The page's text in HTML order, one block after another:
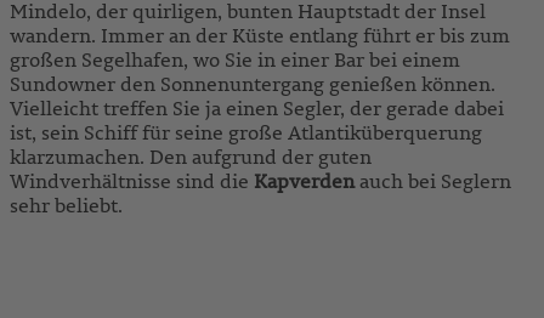
Mindelo, der quirligen, bunten Hauptstadt der Insel
wandern. Immer an der Küste entlang führt er bis zum
großen Segelhafen, wo Sie in einer Bar bei einem
Sundowner den Sonnenuntergang genießen können.
Vielleicht treffen Sie ja einen Segler, der gerade dabei
ist, sein Schiff für seine große Atlantiküberquerung
klarzumachen. Den aufgrund der guten
Windverhältnisse sind die Kapverdenauch bei Seglern
sehr beliebt.